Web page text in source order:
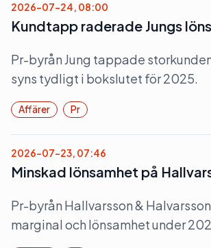
2026-07-24, 08:00
Kundtapp raderade Jungs
Pr-byrån Jung tappade
syns tydligt i bokslutet för 2025.
Affärer Pr
2026-07-23, 07:46
Minskad lönsamhet på
Pr-byrån Hallvarsson &
marginal och lönsamhet under